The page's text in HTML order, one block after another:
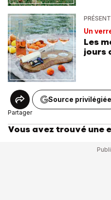
Un
Les
jours
Partager
Source privilégiée
Vous avez trouvé une